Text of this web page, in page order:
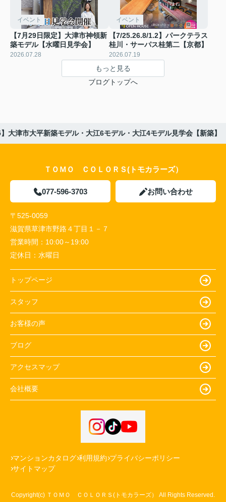
イベント
【7月29日限定】大津市神領新
築モデル【水曜日見学会】
2026.07.28
イベント
【7/25.26.8/1.2】パークテラス
桂川・サーパス桂第二【京都】
2026.07.19
もっと見る
ブログトップへ
大津市大平新築モデル・大江6モデル・大江4モデル見学会【新築】
ＴＯＭＯ ＣＯＬＯＲＳ(トモカラーズ）
077-596-3703 お問い合わせ
〒525-0059
滋賀県草津市野路４丁目１－７
営業時間： 10:00～19:00
定休日： 水曜日
トップページ
スタッフ
お客様の声
ブログ
アクセスマップ
会社概要
マンションカタログ 利用規約 プライバシーポリシー
サイトマップ
Copyright(c) ＴＯＭＯ ＣＯＬＯＲＳ(トモカラーズ） All Rights Reserved.